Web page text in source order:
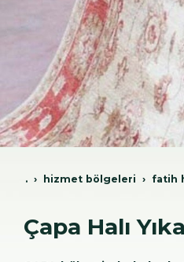
. hi̇zmet bölgeleri̇ fati̇h
Çapa Halı